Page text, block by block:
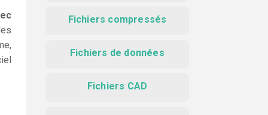
Fichiers compressés
Fichiers de données
Fichiers CAD